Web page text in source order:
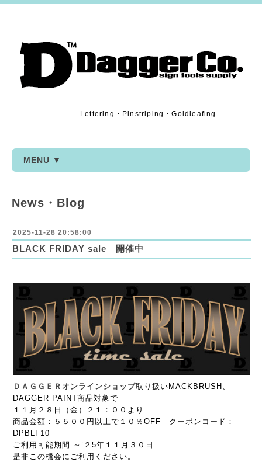
Lettering・Pinstriping・Goldleafing
MENU ▼
News・Blog
2025-11-28 20:58:00
BLACK FRIDAY sale 開催中
ＤＡＧＧＥＲオンラインショップ取り扱いMACKBRUSH、
DAGGER PAINT商品対象で
１１月２８日（金）２１：００より
商品金額：５５００円以上で１０％OFF クーポンコード：
DPBLF10
ご利用可能期間 ～’２5年１１月３０日
是非この機会にご利用ください。